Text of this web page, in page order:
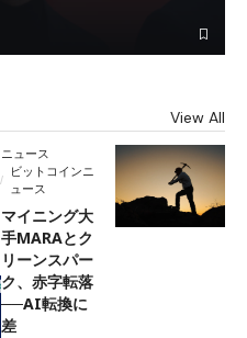
View All
ニュース
ビットコインニ
ュース
マイニング大
手MARAとク
リーンスパー
ク、赤字転落
──AI転換に
差